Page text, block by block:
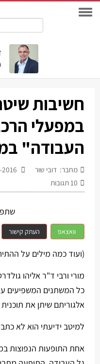
חשיבות
במפעלי
העבודה"
מחבר: דובי שור
10 תגובות
וואצאפ העתק קישור
(ועוד כמה מילים על
מורי ורבי ד"ר אליהו
כל המשתנים המשפיעים
אלגוריתם שיתן את
למיטב ידיעתי הוא לא
אחת התופעות הנפוצות